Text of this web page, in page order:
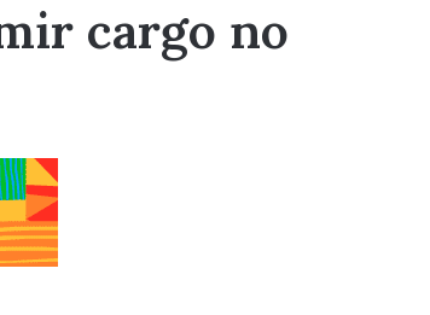
cargo no